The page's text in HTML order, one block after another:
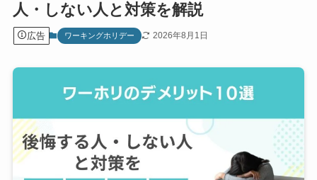
人・しない人と対策を解説
広告 ワーキングホリデー 2026年8月1日